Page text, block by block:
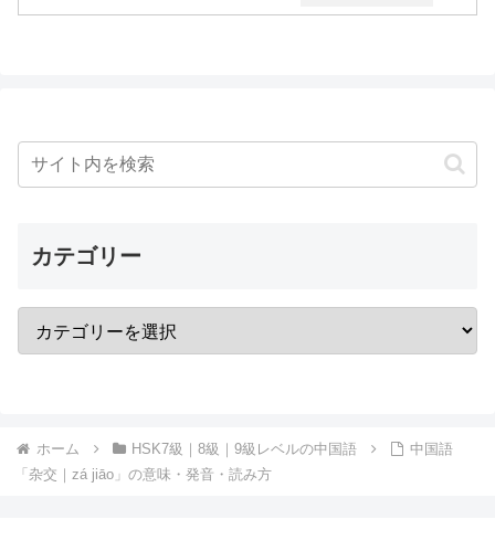
カテゴリー
ホーム HSK7級｜8級｜9級レベルの中国語
中国語
「杂交｜zá jiāo」の意味・発音・読み方